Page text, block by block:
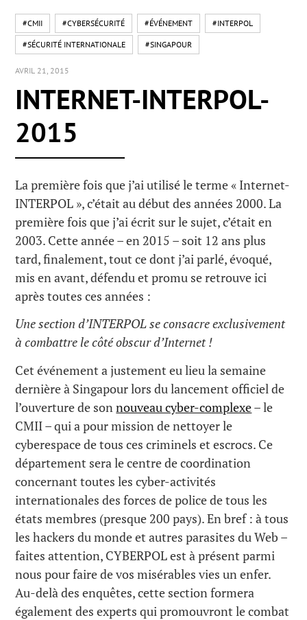
#CMII #CYBERSÉCURITÉ #ÉVÉNEMENT #INTERPOL
#SÉCURITÉ INTERNATIONALE #SINGAPOUR
AVRIL 21, 2015
INTERNET-INTERPOL-
2015
La première fois que j’ai utilisé le terme « Internet-
INTERPOL », c’était au début des années 2000. La
première fois que j’ai écrit sur le sujet, c’était en
2003. Cette année – en 2015 – soit 12 ans plus
tard, finalement, tout ce dont j’ai parlé, évoqué,
mis en avant, défendu et promu se retrouve ici
après toutes ces années :
Une section d’INTERPOL se consacre exclusivement
à combattre le côté obscur d’Internet !
Cet événement a justement eu lieu la semaine
dernière à Singapour lors du lancement officiel de
l’ouverture de sonnouveau cyber-complexe– le
CMII – qui a pour mission de nettoyer le
cyberespace de tous ces criminels et escrocs. Ce
département sera le centre de coordination
concernant toutes les cyber-activités
internationales des forces de police de tous les
états membres (presque 200 pays). En bref : à tous
les hackers du monde et autres parasites du Web –
faites attention, CYBERPOL est à présent parmi
nous pour faire de vos misérables vies un enfer.
Au-delà des enquêtes, cette section formera
également des experts qui promouvront le combat